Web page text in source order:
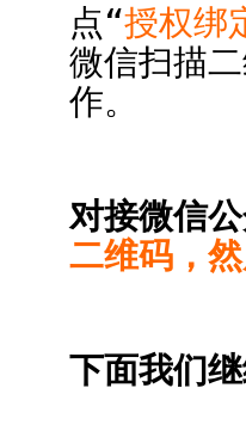
点“授权绑
微信扫描
作。
对接微信
二维码，
下面我们